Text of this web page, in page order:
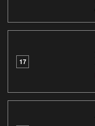
17